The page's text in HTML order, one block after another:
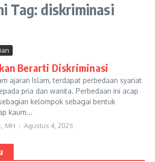
Tag: diskriminasi
Berarti Diskriminasi
ajaran Islam, terdapat perbedaan syariat
pria dan wanita. Perbedaan ini acap
kelompok sebagai bentuk
kaum...
MH Agustus 4, 2025